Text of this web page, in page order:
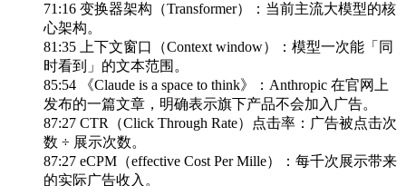
71:16 变换器架构（Transformer）：当前主流大模型的核
心架构。
81:35 上下文窗口（Context window）：模型一次能「同
时看到」的文本范围。
85:54 《Claude is a space to think》：Anthropic 在官网上
发布的一篇文章，明确表示旗下产品不会加入广告。
87:27 CTR（Click Through Rate）点击率：广告被点击次
数 ÷ 展示次数。
87:27 eCPM（effective Cost Per Mille）：每千次展示带来
的实际广告收入。